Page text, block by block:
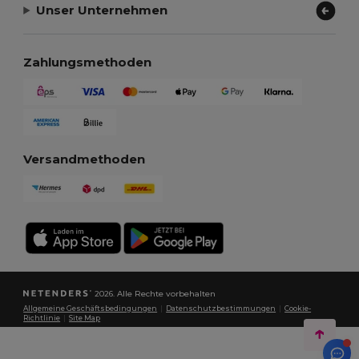
Unser Unternehmen
Zahlungsmethoden
Versandmethoden
2026. Alle Rechte vorbehalten
Allgemeine Geschäftsbedingungen Datenschutzbestimmungen |Cookie-
Richtlinie |Site Map